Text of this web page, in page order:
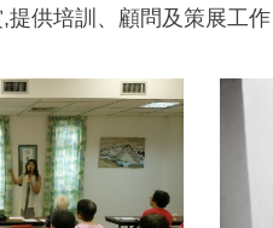
供培訓、顧問及策展工作